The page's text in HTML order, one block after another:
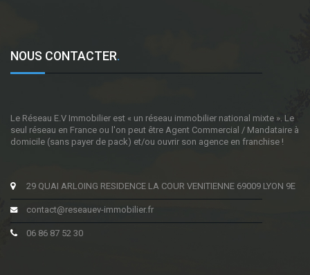
NOUS CONTACTER.
Le Réseau E.V Immobilier est « un réseau immobilier national mixte ». Le
seul réseau en France ou l'on peut être Agent Commercial / Mandataire à
domicile (sans payer de pack) et/ou ouvrir son agence en franchise !
29 QUAI ARLOING RESIDENCE LA COUR VENITIENNE 69009 LYON 9E
contact@reseauev-immobilier.fr
06 86 87 52 30